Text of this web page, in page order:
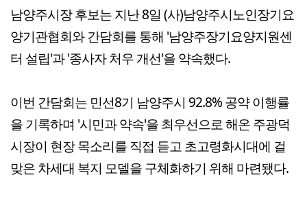
남양주시장 후보는 지난 8일 (사)남양주시노인장기요
양기관협회와 간담회를 통해 '남양주장기요양지원센
터 설립'과 '종사자 처우 개선'을 약속했다.
이번 간담회는 민선8기 남양주시 92.8% 공약 이행률
을 기록하며 '시민과 약속'을 최우선으로 해온 주광덕
시장이 현장 목소리를 직접 듣고 초고령화시대에 걸
맞은 차세대 복지 모델을 구체화하기 위해 마련됐다.